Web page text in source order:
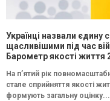
Українці назвали єдину
щасливішими під час
Барометр якості життя
На п’ятий рік
стале сприйняття якості
формують загальну оцінку...